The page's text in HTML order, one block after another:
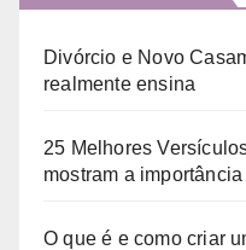
Divórcio e Novo
realmente ensina
25 Melhores
mostram a
O que é e como criar